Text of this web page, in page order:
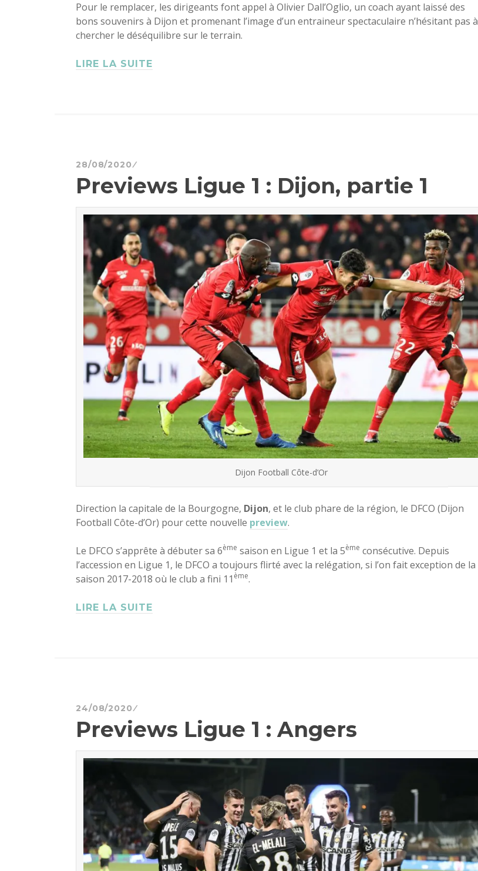
Pour le remplacer, les dirigeants font appel à Olivier Dall’Oglio, un coach ayant laissé des
bons souvenirs à Dijon et promenant l’image d’un entraineur spectaculaire n’hésitant pas à
chercher le déséquilibre sur le terrain.
LIRE LA SUITE
28/08/2020
Previews Ligue 1 : Dijon, partie 1
Dijon Football Côte-d’Or
Direction la capitale de la Bourgogne, Dijon, et le club phare de la région, le DFCO (Dijon
Football Côte-d’Or) pour cette nouvelle preview.
Le DFCO s’apprête à débuter sa 6ème saison en Ligue 1 et la 5ème consécutive. Depuis
l’accession en Ligue 1, le DFCO a toujours flirté avec la relégation, si l’on fait exception de la
saison 2017-2018 où le club a fini 11 ème.
LIRE LA SUITE
24/08/2020
Previews Ligue 1 : Angers